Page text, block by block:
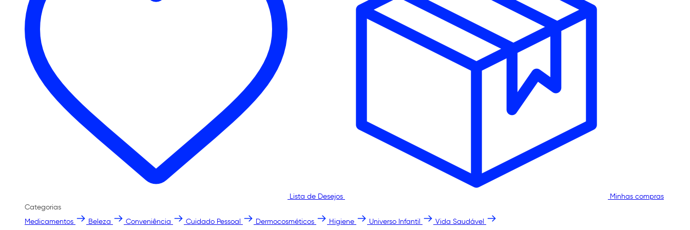
Lista de Desejos
Minhas compras
Categorias
Medicamentos
Beleza Conveniência Cuidado Pessoal Dermocosméticos Higiene Universo Infantil Vida Saudável